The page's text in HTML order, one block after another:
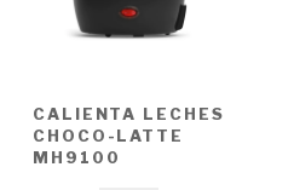
CALIENTA LECHES
CHOCO-LATTE
MH9100